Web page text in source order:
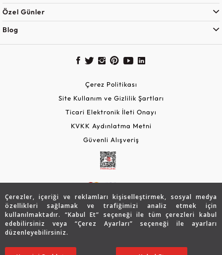
Çerezler, içeriği ve reklamları kişiselleştirmek, sosyal medya
özellikleri sağlamak ve trafiğimizi analiz etmek için
kullanılmaktadır. “Kabul Et” seçeneği ile tüm çerezleri kabul
edebilirsiniz veya “Çerez Ayarları” seçeneği ile ayarları
düzenleyebilirsiniz.
Özel Günler
Blog
© 2026 Assos Diamond
Çerez Politikası
Site Kullanım ve Gizlilik Şartları
Ticari Elektronik İleti Onayı
KVKK Aydınlatma Metni
Güvenli Alışveriş